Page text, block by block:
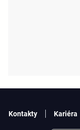
Kontakty Kariéra